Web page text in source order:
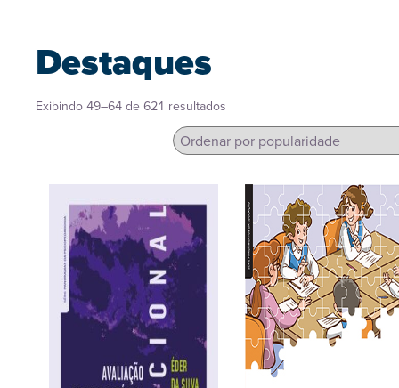
Destaques
Exibindo 49–64 de 621 resultados
popularidade